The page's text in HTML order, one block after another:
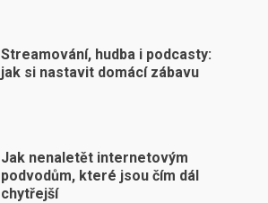
Streamování, hudba i podcasty:
jak si nastavit domácí zábavu
Jak nenaletět internetovým
podvodům, které jsou čím dál
chytřejší